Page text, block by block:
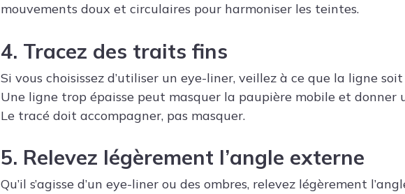
mouvements doux et circulaires pour harmoniser les teintes.
4. Tracez des traits fins
Si vous choisissez d’utiliser un eye-liner, veillez à ce que la ligne
Une ligne trop épaisse peut masquer la paupière mobile et donner
Le tracé doit accompagner, pas masquer.
5. Relevez légèrement l’angle externe
Qu’il s’agisse d’un eye-liner ou des ombres, relevez légèrement